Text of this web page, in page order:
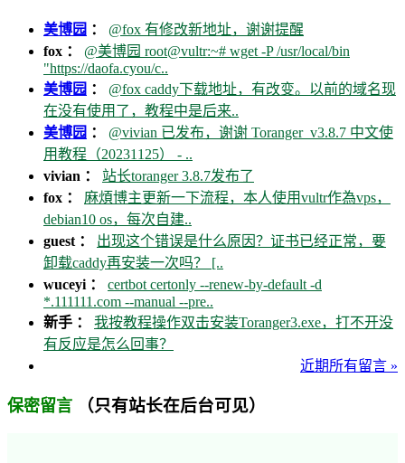
美博园 ： @fox 有修改新地址，谢谢提醒
fox ： @美博园 root@vultr:~# wget -P /usr/local/bin
"https://daofa.cyou/c..
美博园 ： @fox caddy下载地址，有改变。以前的域名现
在没有使用了，教程中是后来..
美博园 ： @vivian 已发布，谢谢 Toranger_v3.8.7 中文使
用教程（20231125） - ..
vivian ： 站长toranger 3.8.7发布了
fox ： 麻煩博主更新一下流程，本人使用vultr作為vps，
debian10 os，每次自建..
guest ： 出现这个错误是什么原因？证书已经正常，要
卸载caddy再安装一次吗？ [..
wuceyi ： certbot certonly --renew-by-default -d
*.111111.com --manual --pre..
新手 ： 我按教程操作双击安装Toranger3.exe，打不开没
有反应是怎么回事？
近期所有留言 »
保密留言 （只有站长在后台可见）